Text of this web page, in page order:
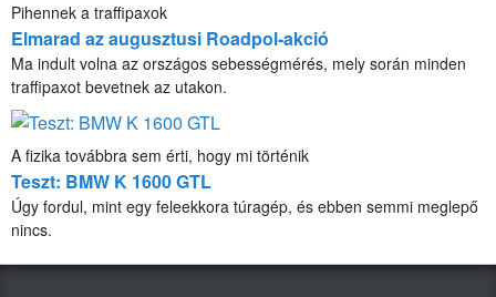
Pihennek a traffipaxok
Elmarad az augusztusi Roadpol-akció
Ma indult volna az országos sebességmérés, mely során minden
traffipaxot bevetnek az utakon.
A fizika továbbra sem érti, hogy mi történik
Teszt: BMW K 1600 GTL
Úgy fordul, mint egy feleekkora túragép, és ebben semmi meglepő
nincs.